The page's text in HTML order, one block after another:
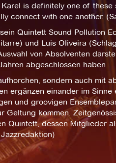
is definitely one of
connect with one another.
Quintett Sound Pollution
und Luis Oliveira
von Absolventen
abgeschlossen haben.
sondern auch mit
ergänzen einander im Sinne
und groovigen
Geltung kommen.
Quintett, dessen Mitglieder